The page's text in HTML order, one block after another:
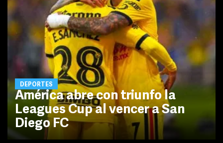
DEPORTES
América abre con triunfo la
Leagues Cup al vencer a San
Diego FC